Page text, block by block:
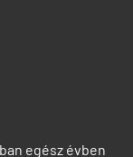
egész évben